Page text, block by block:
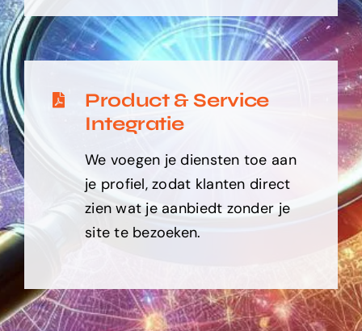
Product & Service
Integratie
We voegen je diensten toe aan
je profiel, zodat klanten direct
zien wat je aanbiedt zonder je
site te bezoeken.